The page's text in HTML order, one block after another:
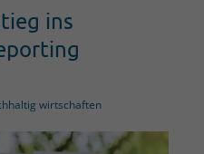
ins
wirtschaften